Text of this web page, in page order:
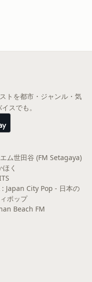
トを都市・ジャンル・気
スでも。
ム世田谷 (FM Setagaya)
ほく
: Japan City Pop - 日本の
ポップ
Beach FM